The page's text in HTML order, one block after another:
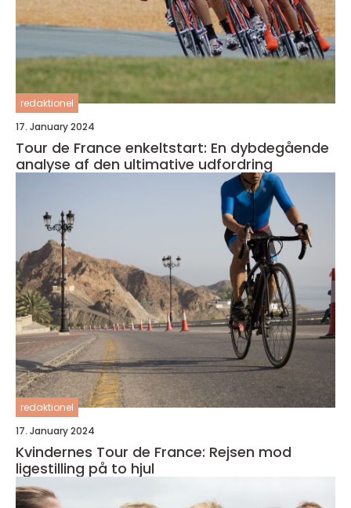
redaktionel
17. January 2024
Tour de France enkeltstart: En dybdegående
analyse af den ultimative udfordring
redaktionel
17. January 2024
Kvindernes Tour de France: Rejsen mod
ligestilling på to hjul